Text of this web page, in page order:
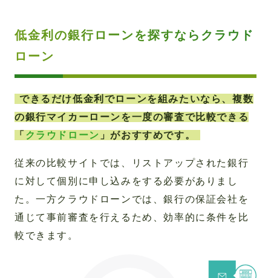
低金利の銀行ローンを探すならクラウド
ローン
できるだけ低金利でローンを組みたいなら、複数
の銀行マイカーローンを一度の審査で比較できる
「 クラウドローン 」がおすすめです。
従来の比較サイトでは、リストアップされた銀行
に対して個別に申し込みをする必要がありまし
た。一方クラウドローンでは、銀行の保証会社を
通じて事前審査を行えるため、効率的に条件を比
較できます。